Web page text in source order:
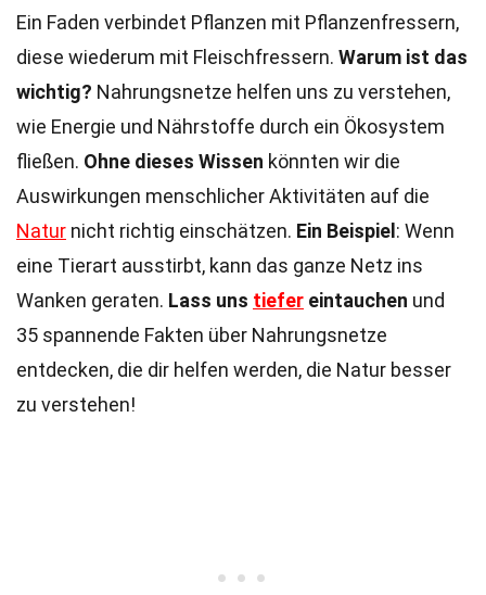
Ein Faden verbindet Pflanzen mit Pflanzenfressern,
diese wiederum mit Fleischfressern. Warum ist das
wichtig? Nahrungsnetze helfen uns zu verstehen,
wie Energie und Nährstoffe durch ein Ökosystem
fließen. Ohne dieses Wissen könnten wir die
Auswirkungen menschlicher Aktivitäten auf die
Natur nicht richtig einschätzen. Ein Beispiel : Wenn
eine Tierart ausstirbt, kann das ganze Netz ins
Wanken geraten. Lass uns tiefer eintauchen und
35 spannende Fakten über Nahrungsnetze
entdecken, die dir helfen werden, die Natur besser
zu verstehen!